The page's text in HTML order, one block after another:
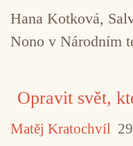
Hana Kotková,
Nono v Národním
Opravit svět,
Matěj Kratochvíl